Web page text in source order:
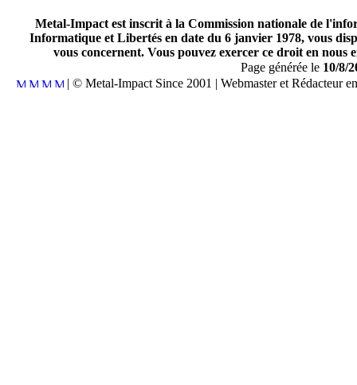
Metal-Impact est inscrit à la Commission nationale de
Informatique et Libertés en date du 6 janvier 1978, vous
vous concernent. Vous pouvez exercer ce droit en
Page générée le 10/8/
| © Metal-Impact Since 2001 | Webmaster et Rédacteur